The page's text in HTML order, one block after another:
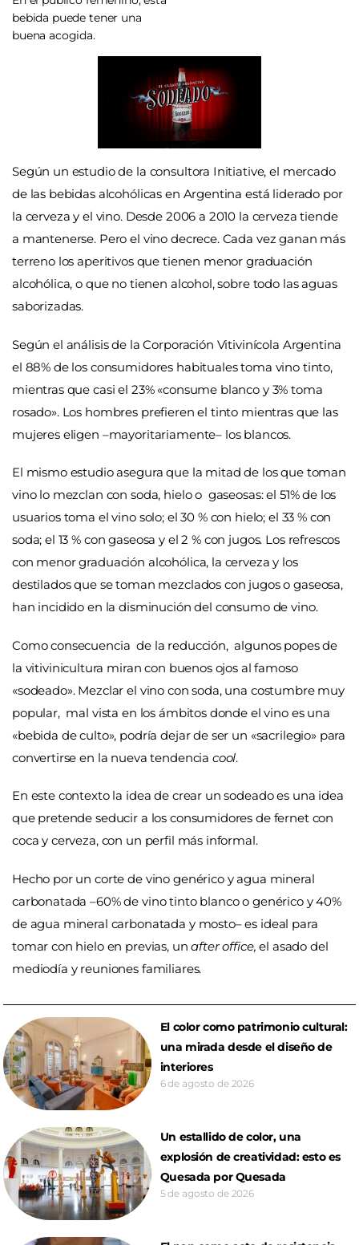
bebida puede tener una
buena acogida.
Según un estudio de la consultora Initiative, el mercado
de las bebidas alcohólicas en Argentina está liderado por
la cerveza y el vino. Desde 2006 a 2010 la cerveza tiende
a mantenerse. Pero el vino decrece. Cada vez ganan más
terreno los aperitivos que tienen menor graduación
alcohólica, o que no tienen alcohol, sobre todo las aguas
saborizadas.
Según el análisis de la Corporación Vitivinícola Argentina
el 88% de los consumidores habituales toma vino tinto,
mientras que casi el 23% «consume blanco y 3% toma
rosado». Los hombres prefieren el tinto mientras que las
mujeres eligen –mayoritariamente– los blancos.
El mismo estudio asegura que la mitad de los que toman
vino lo mezclan con soda, hielo o gaseosas: el 51% de los
usuarios toma el vino solo; el 30 % con hielo; el 33 % con
soda; el 13 % con gaseosa y el 2 % con jugos. Los refrescos
con menor graduación alcohólica, la cerveza y los
destilados que se toman mezclados con jugos o gaseosa,
han incidido en la disminución del consumo de vino.
Como consecuencia de la reducción, algunos popes de
la vitivinicultura miran con buenos ojos al famoso
«sodeado». Mezclar el vino con soda, una costumbre muy
popular, mal vista en los ámbitos donde el vino es una
«bebida de culto», podría dejar de ser un «sacrilegio» para
convertirse en la nueva tendencia cool.
En este contexto la idea de crear un sodeado es una idea
que pretende seducir a los consumidores de fernet con
coca y cerveza, con un perfil más informal.
Hecho por un corte de vino genérico y agua mineral
carbonatada –60% de vino tinto blanco o genérico y 40%
de agua mineral carbonatada y mosto– es ideal para
tomar con hielo en previas, unafter office, el asado del
mediodía y reuniones familiares.
El color como patrimonio cultural:
una mirada desde el diseño de
interiores
6 de agosto de 2026
Un estallido de color, una
explosión de creatividad: esto es
Quesada por Quesada
5 de agosto de 2026